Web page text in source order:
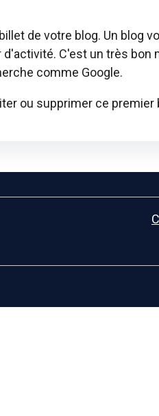
de votre blog. Un blog
C'est un très
comme Google.
ou supprimer ce premier